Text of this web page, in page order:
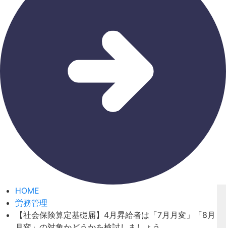
HOME
労務管理
【社会保険算定基礎届】4月昇給者は「7月月変」「8月